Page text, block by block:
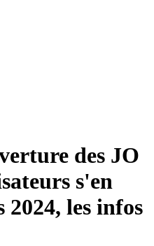
des JO
s'en
les infos